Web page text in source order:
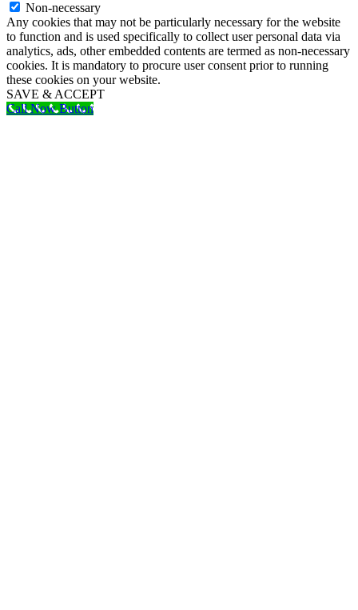
Non-necessary
Any cookies that may not be particularly necessary for the website
to function and is used specifically to collect user personal data via
analytics, ads, other embedded contents are termed as non-necessary
cookies. It is mandatory to procure user consent prior to running
these cookies on your website.
SAVE & ACCEPT
Call Now Button